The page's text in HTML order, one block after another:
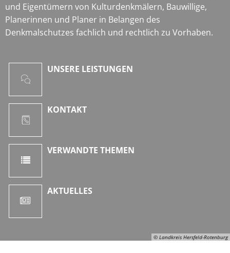
© Landkreis Hersfeld-Rotenburg
und Eigentümern von Kulturdenkmälern, Bauwillige,
Planerinnen und Planer in Belangen des
Denkmalschutzes fachlich und rechtlich zu Vorhaben.
UNSERE LEISTUNGEN
KONTAKT
VERWANDTE THEMEN
AKTUELLES